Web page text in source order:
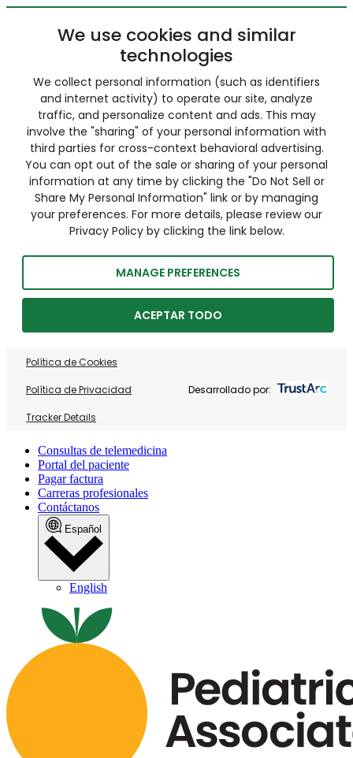
We use cookies and similar
technologies
We collect personal information (such as identifiers
and internet activity) to operate our site, analyze
traffic, and personalize content and ads. This may
involve the "sharing" of your personal information with
third parties for cross-context behavioral advertising.
You can opt out of the sale or sharing of your personal
information at any time by clicking the "Do Not Sell or
Share My Personal Information" link or by managing
your preferences. For more details, please review our
Privacy Policy by clicking the link below.
MANAGE PREFERENCES
ACEPTAR TODO
Política de Cookies
Política de Privacidad
Tracker Details
Desarrollado por:
Consultas de telemedicina
Portal del paciente
Pagar factura
Carreras profesionales
Contáctanos
Español
English